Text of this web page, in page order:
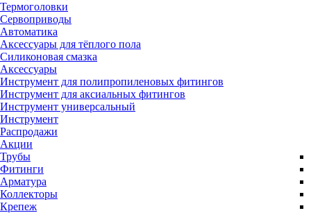
Термоголовки
Сервоприводы
Автоматика
Аксессуары для тёплого пола
Силиконовая смазка
Аксессуары
Инструмент для полипропиленовых фитингов
Инструмент для аксиальных фитингов
Инструмент универсальный
Инструмент
Распродажи
Акции
Трубы
Фитинги
Арматура
Коллекторы
Крепеж